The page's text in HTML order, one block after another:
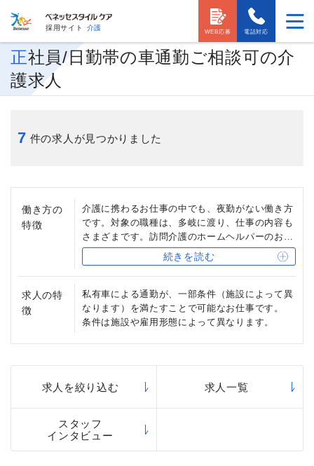
採用サイト 介護
電話対応
WEB応募
正社員/日勤帯の車通勤ご相談可の介
護求人
7 件の求人が見つかりました
働き方の
特徴
介護に携わるお仕事の中でも、夜勤がない働き方
です。対象の職種は、多岐に渡り、仕事の内容も
さまざまです。訪問介護のホームヘルパーのお仕
事をはじめ、ご入居者様に直接ケアを行わない施
設長・管理者（ホーム長など）、営業担当（お客
様相談担当）などの職種が該当します。
続きを読む
求人の特
徴
私有車による通勤が、一部条件（施設によって異
なります）を満たすことで可能なお仕事です。
条件は施設や雇用形態によって異なります。
求人を絞り込む 求人一覧
スタッフ
インタビュー